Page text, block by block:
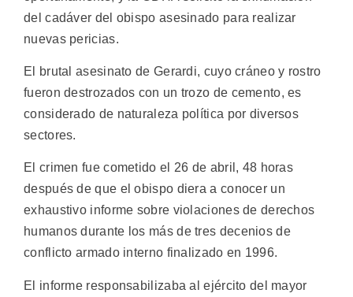
del cadáver del obispo asesinado para realizar
nuevas pericias.
El brutal asesinato de Gerardi, cuyo cráneo y rostro
fueron destrozados con un trozo de cemento, es
considerado de naturaleza política por diversos
sectores.
El crimen fue cometido el 26 de abril, 48 horas
después de que el obispo diera a conocer un
exhaustivo informe sobre violaciones de derechos
humanos durante los más de tres decenios de
conflicto armado interno finalizado en 1996.
El informe responsabilizaba al ejército del mayor